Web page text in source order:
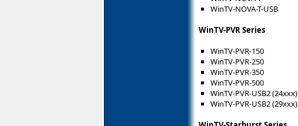
WinTV-NOVA-T-USB
WinTV-PVR Series
WinTV-PVR-150
WinTV-PVR-250
WinTV-PVR-350
WinTV-PVR-500
WinTV-PVR-USB2 (24xxx)
WinTV-PVR-USB2 (29xxx)